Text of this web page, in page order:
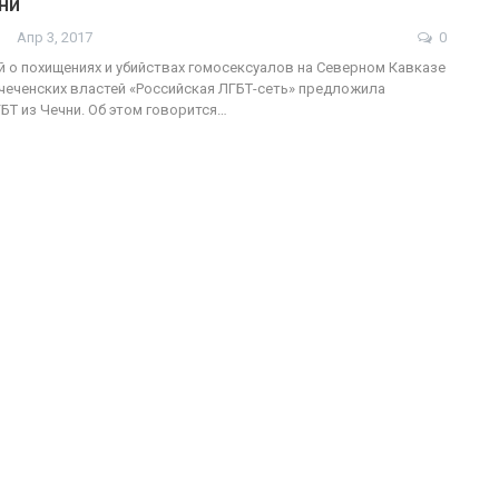
Апр 3, 2017
0
о похищениях и убийствах гомосексуалов на Северном Кавказе
властей «Российская ЛГБТ-сеть» предложила
из Чечни. Об этом говорится…
ФОТО
В Берлине отпраздновали